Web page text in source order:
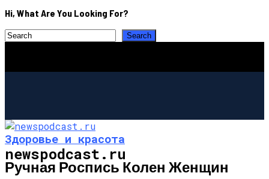
Hi, What Are You Looking For?
newspodcast.ru
Здоровье и красота
Ручная Роспись Колен Женщин